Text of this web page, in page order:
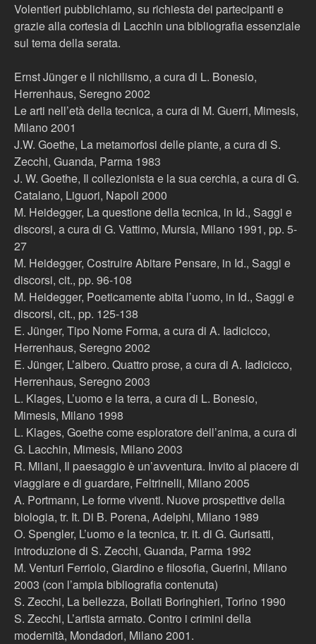
Volentieri pubblichiamo, su richiesta dei partecipanti e
grazie alla cortesia di Lacchin una bibliografia essenziale
sul tema della serata.
Ernst Jünger e il nichilismo, a cura di L. Bonesio,
Herrenhaus, Seregno 2002
Le arti nell’età della tecnica, a cura di M. Guerri, Mimesis,
Milano 2001
J.W. Goethe, La metamorfosi delle piante, a cura di S.
Zecchi, Guanda, Parma 1983
J. W. Goethe, Il collezionista e la sua cerchia, a cura di G.
Catalano, Liguori, Napoli 2000
M. Heidegger, La questione della tecnica, in Id., Saggi e
discorsi, a cura di G. Vattimo, Mursia, Milano 1991, pp. 5-
27
M. Heidegger, Costruire Abitare Pensare, in Id., Saggi e
discorsi, cit., pp. 96-108
M. Heidegger, Poeticamente abita l’uomo, in Id., Saggi e
discorsi, cit., pp. 125-138
E. Jünger, Tipo Nome Forma, a cura di A. Iadicicco,
Herrenhaus, Seregno 2002
E. Jünger, L’albero. Quattro prose, a cura di A. Iadicicco,
Herrenhaus, Seregno 2003
L. Klages, L’uomo e la terra, a cura di L. Bonesio,
Mimesis, Milano 1998
L. Klages, Goethe come esploratore dell’anima, a cura di
G. Lacchin, Mimesis, Milano 2003
R. Milani, Il paesaggio è un’avventura. Invito al piacere di
viaggiare e di guardare, Feltrinelli, Milano 2005
A. Portmann, Le forme viventi. Nuove prospettive della
biologia, tr. It. Di B. Porena, Adelphi, Milano 1989
O. Spengler, L’uomo e la tecnica, tr. it. di G. Gurisatti,
introduzione di S. Zecchi, Guanda, Parma 1992
M. Venturi Ferriolo, Giardino e filosofia, Guerini, Milano
2003 (con l’ampia bibliografia contenuta)
S. Zecchi, La bellezza, Bollati Boringhieri, Torino 1990
S. Zecchi, L’artista armato. Contro i crimini della
modernità, Mondadori, Milano 2001.